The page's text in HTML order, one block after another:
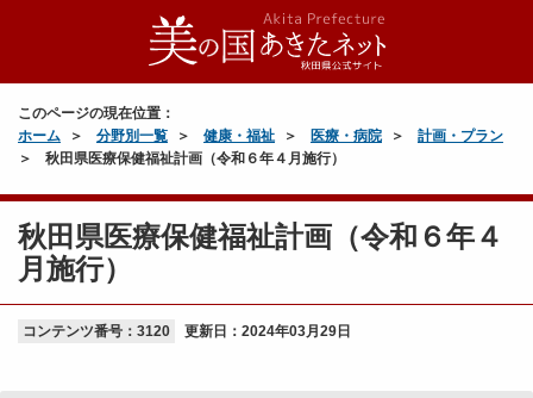
このページの現在位置：
ホーム
分野別一覧 健康・福祉 医療・病院
計画・プラン
秋田県医療保健福祉計画（令和６年４月施行）
秋田県医療保健福祉計画（令和６年４
月施行）
コンテンツ番号：3120 更新日： 2024年03月29日